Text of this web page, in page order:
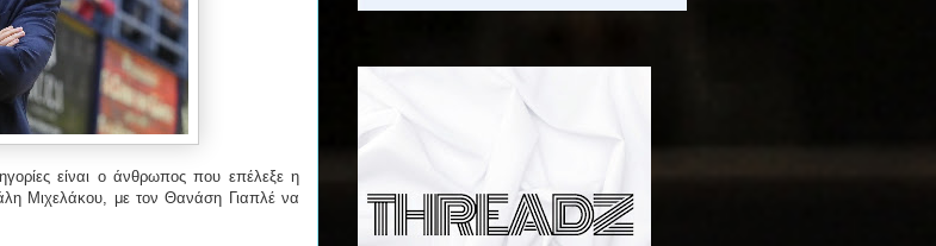
είναι ο άνθρωπος που επέλεξε η
Μιχελάκου, με τον Θανάση Γιαπλέ να